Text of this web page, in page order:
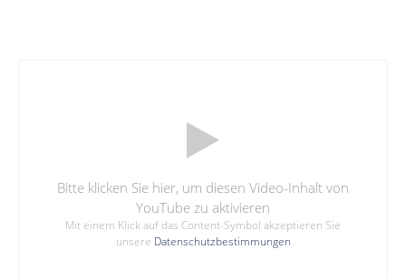
Bitte klicken Sie hier, um diesen Video-Inhalt von
YouTube zu aktivieren
Mit einem Klick auf das Content-Symbol akzeptieren Sie
unsere Datenschutzbestimmungen